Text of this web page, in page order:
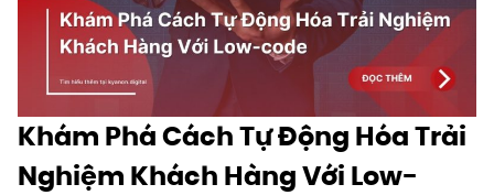
Khám Phá Cách Tự Động Hóa Trải
Nghiệm Khách Hàng Với Low-